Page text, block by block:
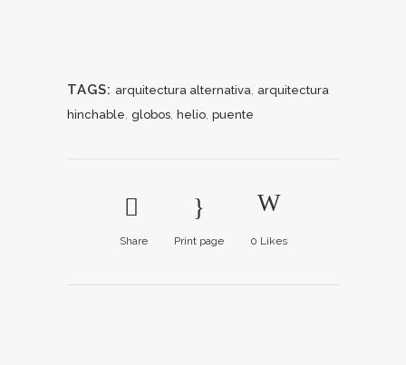
TAGS: arquitectura alternativa arquitectura
hinchable globos helio puente
Share Print page 0 Likes